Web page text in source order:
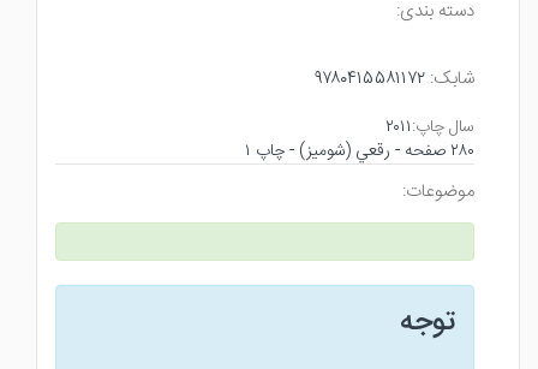
دسته بندی:
شابک: ۹۷۸۰۴۱۵۵۸۱۱۷۲
سال چاپ:۲۰۱۱
۲۸۰ صفحه - رقعي (شوميز) - چاپ ۱
موضوعات:
توجه